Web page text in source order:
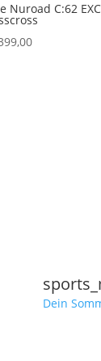
Nuroad C:62
Dein